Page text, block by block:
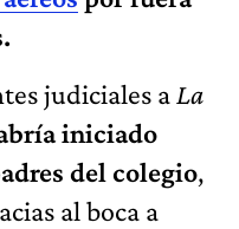
judiciales a La
iniciado
del colegio,
al boca a